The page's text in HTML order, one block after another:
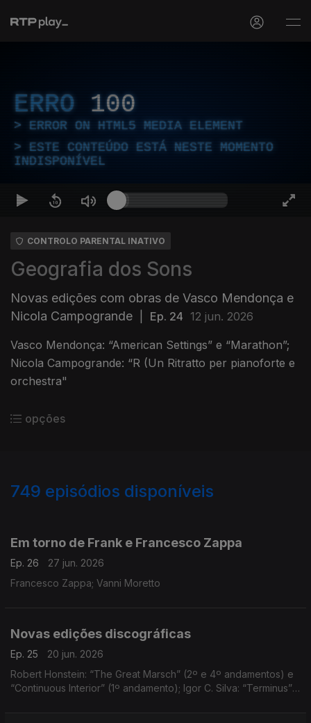
ERRO 100
ERROR ON HTML5 MEDIA ELEMENT
ESTE CONTEÚDO ESTÁ NESTE MOMENTO
INDISPONÍVEL
CONTROLO PARENTAL INATIVO
Geografia dos Sons
Novas edições com obras de Vasco Mendonça e
Nicola Campogrande
Ep. 24 12 jun. 2026
Vasco Mendonça: “American Settings” e “Marathon”;
Nicola Campogrande: “R (Un Ritratto per pianoforte e
orchestra"
opções
749 episódios disponíveis
Em torno de Frank e Francesco Zappa
Ep. 26
27 jun. 2026
Francesco Zappa; Vanni Moretto
Novas edições discográficas
Ep. 25
20 jun. 2026
Robert Honstein: “The Great Marsch” (2º e 4º andamentos) e
“Continuous Interior” (1º andamento); Igor C. Silva: “Terminus”;